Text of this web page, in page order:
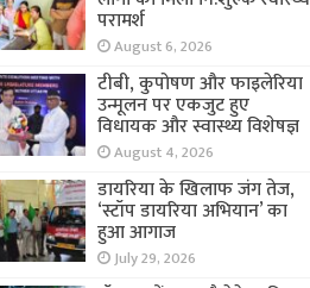
परामर्श
August 6, 2026
टीबी, कुपोषण और फाइलेरिया
उन्मूलन पर एकजुट हुए
विधायक और स्वास्थ्य विशेषज्ञ
August 4, 2026
डायरिया के खिलाफ जंग तेज,
‘स्टॉप डायरिया अभियान’ का
हुआ आगाज
July 29, 2026